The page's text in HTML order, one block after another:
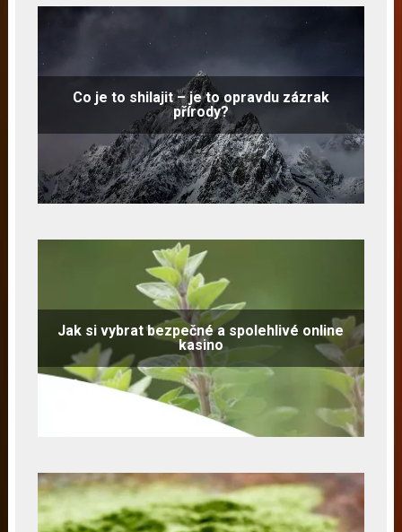
Co je to shilajit – je to opravdu zázrak
přírody?
Jak si vybrat bezpečné a spolehlivé online
kasino